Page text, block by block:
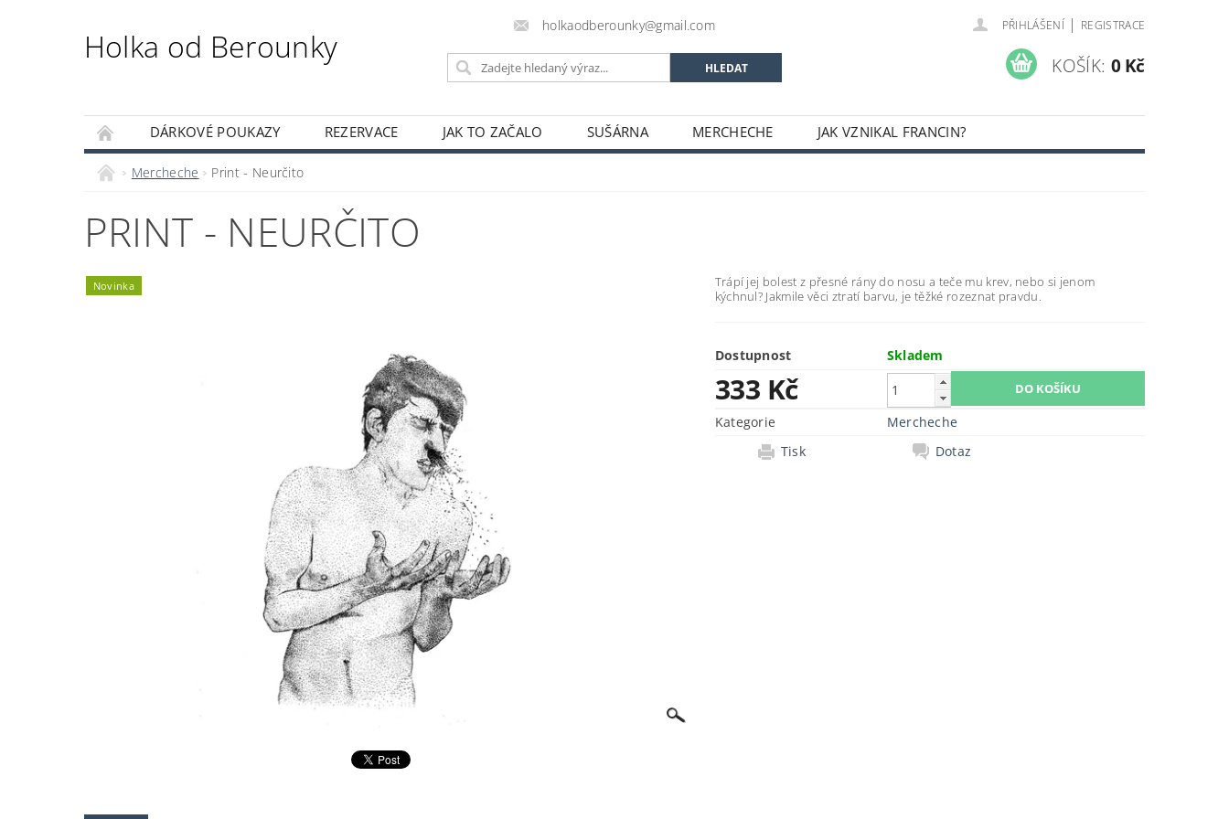
Holka od Berounky
holkaodberounky@gmail.com PŘIHLÁŠENÍ | REGISTRACE
KOŠÍK: 0 Kč
DÁRKOVÉ POUKAZY REZERVACE JAK TO ZAČALO SUŠÁRNA MERCHECHE
JAK VZNIKAL FRANCIN?
KUTILSKÝ KLUB
Mercheche Print - Neurčito
PRINT - NEURČITO
Novinka
Trápí jej bolest z přesné rány do nosu a teče mu krev, nebo si jenom
kýchnul? Jakmile věci ztratí barvu, je těžké rozeznat pravdu.
Dostupnost Skladem
333 Kč
Kategorie
Mercheche
Tisk
Dotaz